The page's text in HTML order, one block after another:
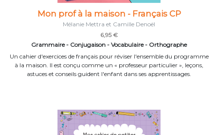
Mon prof à la maison - Français CP
Mélanie Mettra et Camille Denoël
6,95 €
Grammaire - Conjugaison - Vocabulaire - Orthographe
Un cahier d'exercices de français pour réviser l'ensemble du programme
à la maison. Il est conçu comme un « professeur particulier », leçons,
astuces et conseils guident l'enfant dans ses apprentissages.